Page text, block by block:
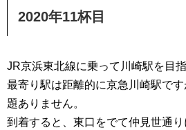
2020年11杯目
JR京浜東北線に乗って川崎駅を目指
最寄り駅は距離的に京急川崎駅で
題ありません。
到着すると、東口をでて仲見世通り